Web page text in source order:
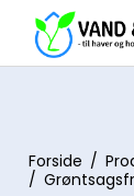
Forside /
/